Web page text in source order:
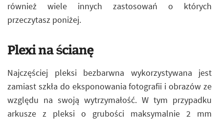
również wiele innych zastosowań o których
przeczytasz poniżej.
Plexi na ścianę
Najczęściej pleksi bezbarwna wykorzystywana jest
zamiast szkła do eksponowania fotografii i obrazów ze
względu na swoją wytrzymałość. W tym przypadku
arkusze z pleksi o grubości maksymalnie 2 mm